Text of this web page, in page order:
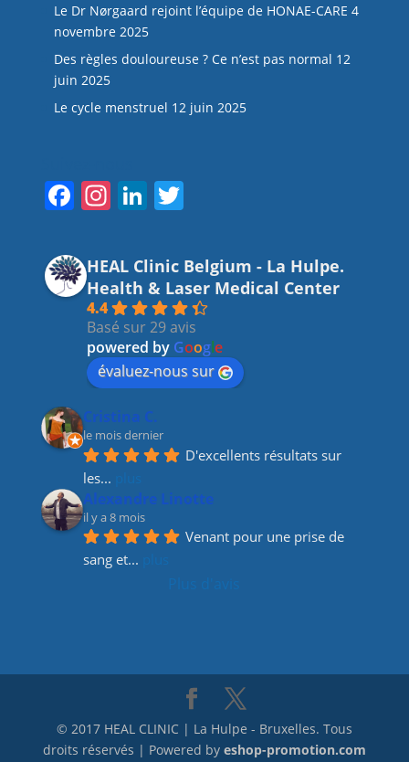
Le Dr Nørgaard rejoint l’équipe de HONAE-CARE 4
novembre 2025
Des règles douloureuse ? Ce n’est pas normal 12
juin 2025
Le cycle menstruel 12 juin 2025
F
c
e
b
o
o
k
In
a
gr
a
m
Li
k
e
dI
n
T
itt
er
HEAL Clinic Belgium - La Hulpe.
Health & Laser Medical Center
4.4
Basé sur 29 avis
powered by Google
évaluez-nous sur
Cristina C.
le mois dernier
D'excellents résultats sur
les... plus
Alexandre Linotte
il y a 8 mois
Venant pour une prise de
sang et... plus
Plus d'avis
© 2017 HEAL CLINIC | La Hulpe - Bruxelles. Tous
droits réservés | Powered by eshop-promotion.com